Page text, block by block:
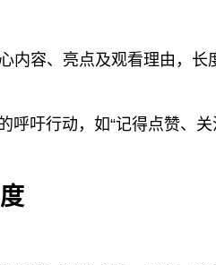
内容、亮点及观看理由，长
呼吁行动，如“记得点赞、